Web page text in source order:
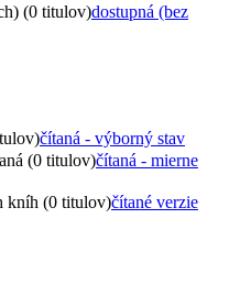
(0 titulov)dostupná (bez
čítaná - výborný stav
(0 titulov)čítaná - mierne
kníh (0 titulov)čítané verzie